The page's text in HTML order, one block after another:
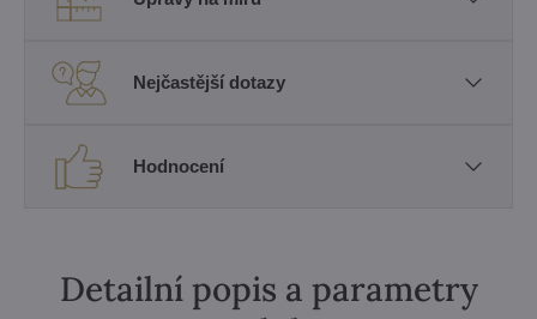
Nejčastější dotazy
Hodnocení
Detailní popis a parametry